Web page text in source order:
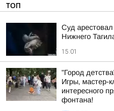
ТОП
Суд
Нижнего
15:01
"Город
Игры, мастер-
интересного
фонтана!